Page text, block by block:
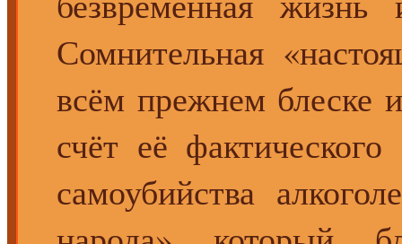
Сомнительная
всём прежнем блеске
счёт её
самоубийства